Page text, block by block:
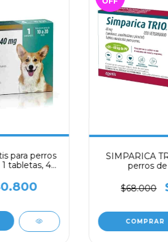
para perros
tabletas, 40
SIMPARICA
perros
$68.000